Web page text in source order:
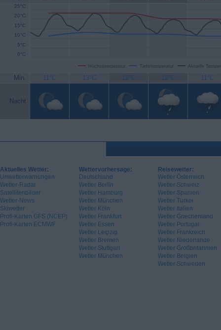
Höchsttemperatur Tiefsttemperatur Aktuelle
0°C
5°C
10°C
15°C
20°C
25°C
Min. 11°C 13°C 12°C 12°C 11°C
Nacht
Aktuelles Wetter:
Unwetterwarnungen
Wetter-Radar
Satellitenbilder
Wetter-News
Skiwetter
Profi-Karten GFS (NCEP)
Profi-Karten ECMWF
Wettervorhersage:
Deutschland
Wetter Berlin
Wetter Hamburg
Wetter München
Wetter Köln
Wetter Frankfurt
Wetter Essen
Wetter Leipzig
Wetter Bremen
Wetter Stuttgart
Wetter München
Reisewetter:
Wetter Österreich
Wetter Schweiz
Wetter Spanien
Wetter Türkei
Wetter Italien
Wetter Griechenland
Wetter Portugal
Wetter Frankreich
Wetter Niederlande
Wetter Großbritannien
Wetter Belgien
Wetter Schweden